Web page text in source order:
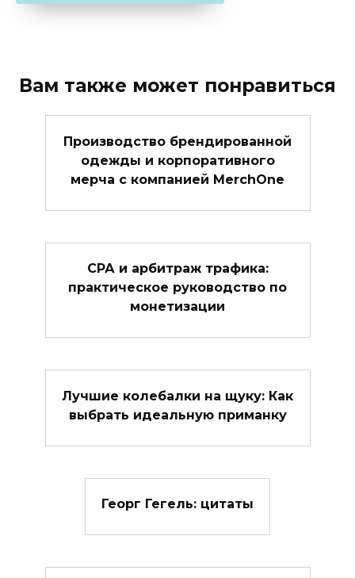
Вам также может понравиться
Производство брендированной
одежды и корпоративного
мерча с компанией MerchOne
СРА и арбитраж трафика:
практическое руководство по
монетизации
Лучшие колебалки на щуку: Как
выбрать идеальную приманку
Георг Гегель: цитаты